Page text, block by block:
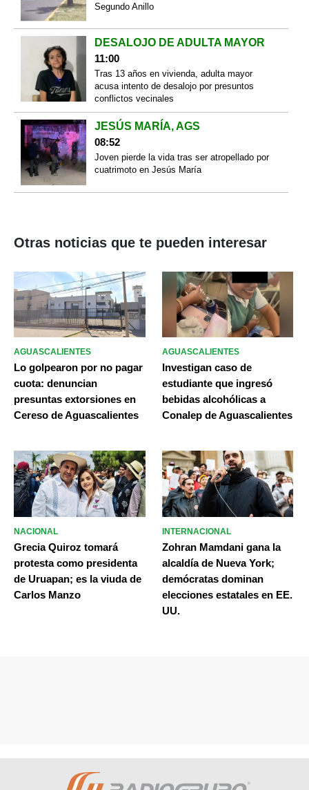
Segundo Anillo
DESALOJO DE ADULTA MAYOR
11:00
Tras 13 años en vivienda, adulta mayor
acusa intento de desalojo por presuntos
conflictos vecinales
JESÚS MARÍA, AGS
08:52
Joven pierde la vida tras ser atropellado por
cuatrimoto en Jesús María
Otras noticias que te pueden interesar
AGUASCALIENTES
Lo golpearon por no pagar
cuota: denuncian
presuntas extorsiones en
Cereso de Aguascalientes
AGUASCALIENTES
Investigan caso de
estudiante que ingresó
bebidas alcohólicas a
Conalep de Aguascalientes
NACIONAL
Grecia Quiroz tomará
protesta como presidenta
de Uruapan; es la viuda de
Carlos Manzo
INTERNACIONAL
Zohran Mamdani gana la
alcaldía de Nueva York;
demócratas dominan
elecciones estatales en EE.
UU.